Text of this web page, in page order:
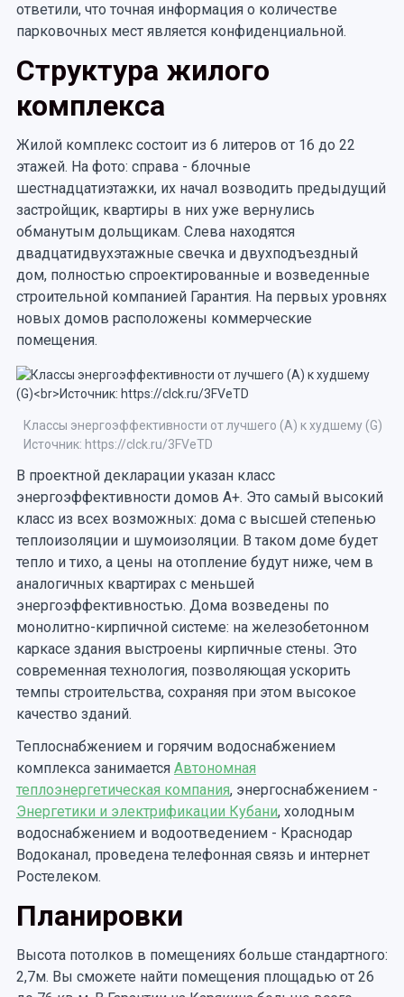
ответили, что точная информация о количестве
парковочных мест является конфиденциальной.
Структура жилого
комплекса
Жилой комплекс состоит из 6 литеров от 16 до 22
этажей. На фото: справа - блочные
шестнадцатиэтажки, их начал возводить предыдущий
застройщик, квартиры в них уже вернулись
обманутым дольщикам. Слева находятся
двадцатидвухэтажные свечка и двухподъездный
дом, полностью спроектированные и возведенные
строительной компанией Гарантия. На первых уровнях
новых домов расположены коммерческие
помещения.
Классы энергоэффективности от лучшего (А) к худшему (G)
Источник: https://clck.ru/3FVeTD
В проектной декларации указан класс
энергоэффективности домов А+. Это самый высокий
класс из всех возможных: дома с высшей степенью
теплоизоляции и шумоизоляции. В таком доме будет
тепло и тихо, а цены на отопление будут ниже, чем в
аналогичных квартирах с меньшей
энергоэффективностью. Дома возведены по
монолитно-кирпичной системе: на железобетонном
каркасе здания выстроены кирпичные стены. Это
современная технология, позволяющая ускорить
темпы строительства, сохраняя при этом высокое
качество зданий.
Теплоснабжением и горячим водоснабжением
комплекса занимается Автономная
теплоэнергетическая компания, энергоснабжением -
Энергетики и электрификации Кубани, холодным
водоснабжением и водоотведением - Краснодар
Водоканал, проведена телефонная связь и интернет
Ростелеком.
Планировки
Высота потолков в помещениях больше стандартного:
2,7м. Вы сможете найти помещения площадью от 26